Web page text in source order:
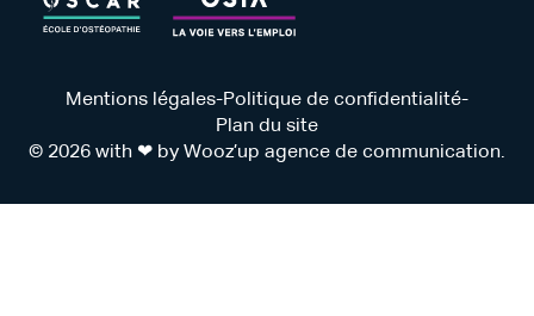
Mentions légales-Politique de confidentialité-
Plan du site
© 2026 with ❤ by Wooz’up agence de communication.